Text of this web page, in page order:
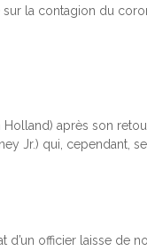
la contagion du
après son
Jr.) qui, cependant,
d’un officier laisse de